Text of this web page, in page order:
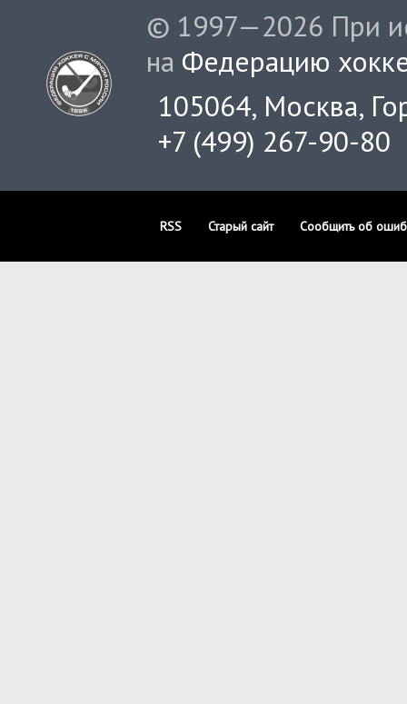
© 1997—2026 При
на Федерацию
105064, Москва,
+7 (499) 267-90-80
RSS Старый сайт Сообщить об